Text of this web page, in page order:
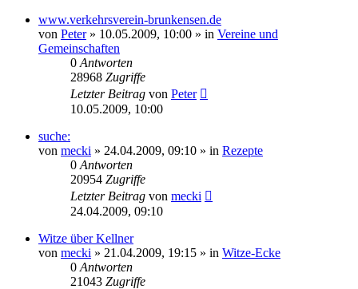
www.verkehrsverein-brunkensen.de
von Peter» 10.05.2009, 10:00 » in Vereine und
Gemeinschaften
0 Antworten
28968 Zugriffe
Letzter Beitrag von Peter
10.05.2009, 10:00
suche:
von mecki » 24.04.2009, 09:10 » in Rezepte
0 Antworten
20954 Zugriffe
Letzter Beitrag von mecki
24.04.2009, 09:10
Witze über Kellner
von mecki » 21.04.2009, 19:15 » in Witze-Ecke
0 Antworten
21043 Zugriffe